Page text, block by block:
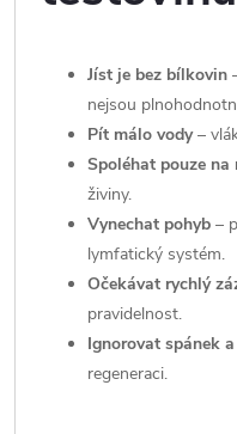
Jíst je bez bílkovin
nejsou
Pít málo vody–
Spoléhat pouze
živiny.
Vynechat pohyb –
lymfatický systém.
Očekávat rychlý
pravidelnost.
Ignorovat spánek
regeneraci.